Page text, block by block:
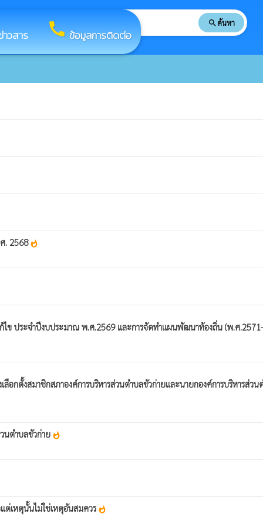
วสาร callข้อมูลการติดต่อ
search ค้นหา
. 2568whatshot
ไข ประจำปีงบประมาณ พ.ศ.2569 และการจัดทำแผนพัฒนาท้องถิ่น (พ.ศ
อกตั้งสมาชิกสภาองค์การบริหารส่วนตำบลขัวก่ายและนายกองค์การบริหารส่วน
นตำบลขัวก่าย whatshot
ต่เหตุนั้นไม่ใช่เหตุอันสมควรwhatshot